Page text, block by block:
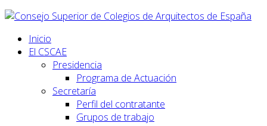
Inicio
El CSCAE
Presidencia
Programa de Actuación
Secretaría
Perfil del contratante
Grupos de trabajo